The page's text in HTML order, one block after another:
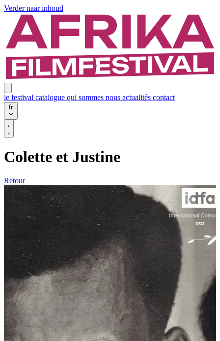
Verder naar inhoud
le festival catalogue qui sommes nous actualités contact
fr
Colette et Justine
Retour